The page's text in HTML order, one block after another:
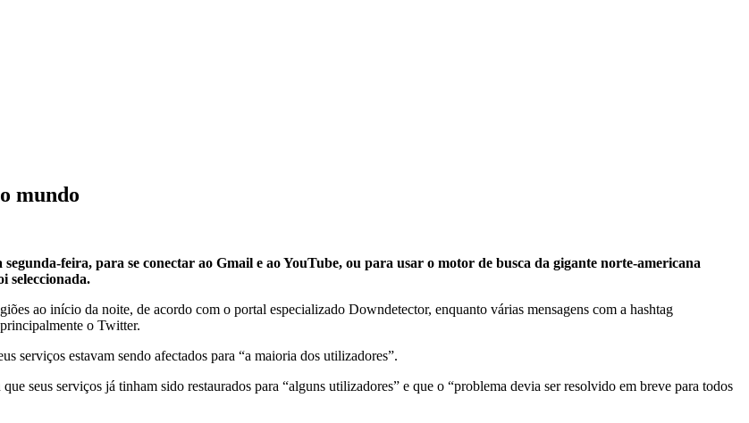
mundo
feira, para se conectar ao Gmail e ao YouTube, ou para usar o motor de busca da gigante norte-americana
seleccionada.
ao início da noite, de acordo com o portal especializado Downdetector, enquanto várias mensagens com a hashtag
o Twitter.
serviços estavam sendo afectados para “a maioria dos utilizadores”.
seus serviços já tinham sido restaurados para “alguns utilizadores” e que o “problema devia ser resolvido em breve para todos